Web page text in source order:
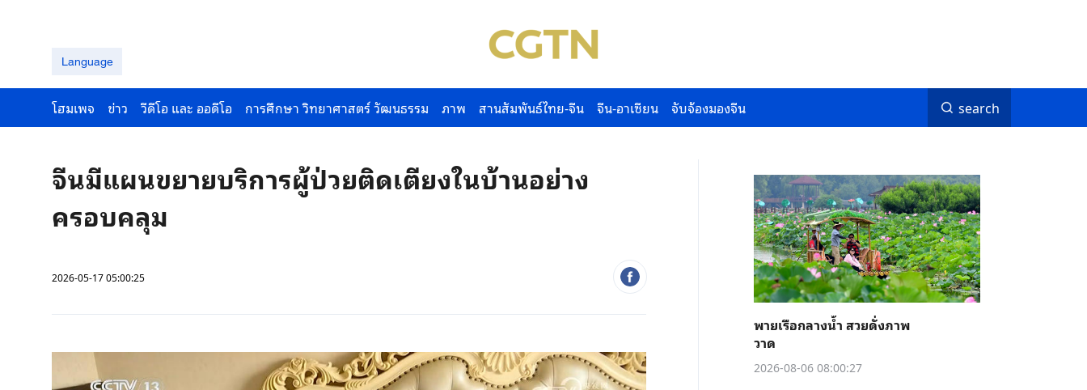
Language
โฮมเพจ ข่าว วีดีโอ และ ออดีโอ การศึกษา วิทยาศาสตร์ วัฒนธรรม ภาพ สานสัมพันธ์ไทย-จีน จีน-อาเซียน จับจ้องมองจีน search
จีนมีแผนขยายบริการผู้ป่วยติดเตียงในบ้านอย่าง
ครอบคลุม
2026-05-17 05:00:25
พายเรือกลางน้ำ สวยดั่งภาพ
วาด
2026-08-06 08:00:27